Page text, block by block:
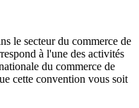
le secteur du commerce de
à l'une des activités
du commerce de
cette convention vous soit